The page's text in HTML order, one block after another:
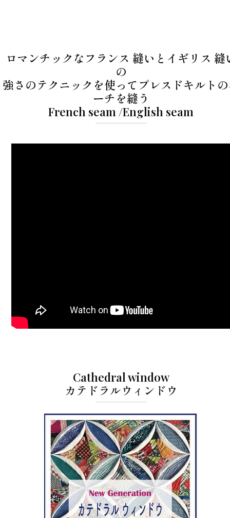
ロマンチックなフランス 縫いとイギリス 縫
の
強さのテクニックを使ってプレスドキルト
ーチを縫う
French seam /English seam
Cathedral window
カテドラルウィンドウ